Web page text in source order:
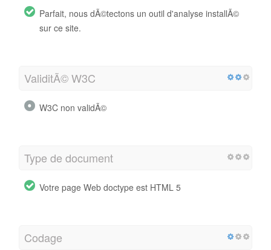
Parfait, nous dÃ©tectons un outil d'analyse installÃ©
sur ce site.
ValiditÃ© W3C
W3C non validÃ©
Type de document
Votre page Web doctype est HTML 5
Codage